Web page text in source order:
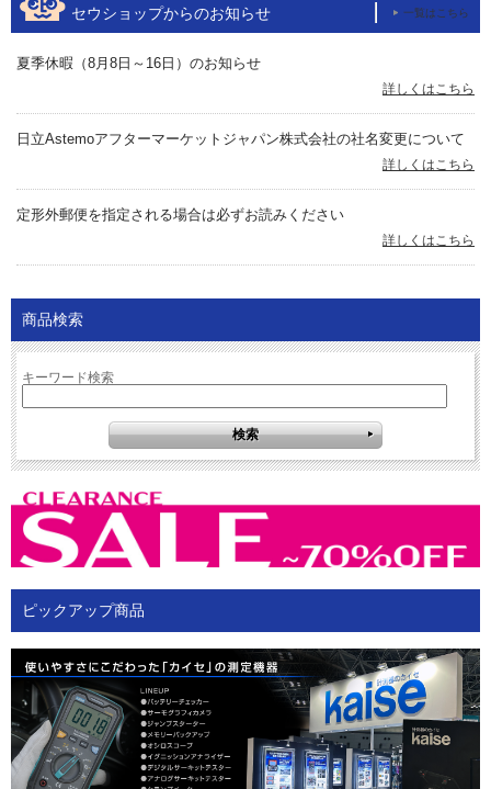
セウショップからのお知らせ 一覧はこちら
夏季休暇（8月8日～16日）のお知らせ
詳しくはこちら
日立Astemoアフターマーケットジャパン株式会社の社名変更について
詳しくはこちら
定形外郵便を指定される場合は必ずお読みください
詳しくはこちら
商品検索
キーワード検索
ピックアップ商品